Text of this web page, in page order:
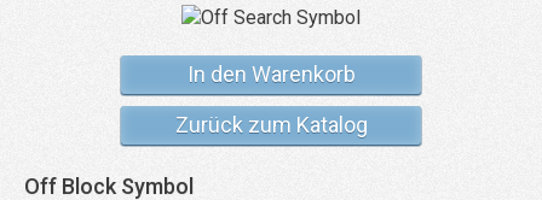
In den Warenkorb
Zurück zum Katalog
Off Block Symbol